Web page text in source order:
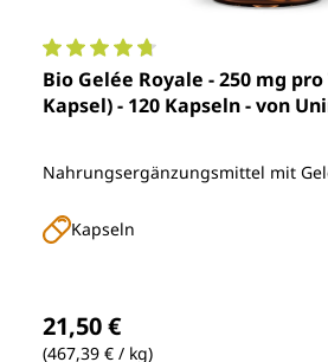
Durchschnittliche Bewertung
Bio Gelée Royale - 250 mg pro
Kapsel) - 120
Nahrungsergänzungsmittel mit
Kapseln
21,50 €
(467,39 € / kg)